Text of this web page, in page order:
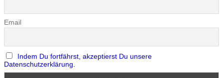
Email
Indem Du fortfährst, akzeptierst Du unsere
Datenschutzerklärung.